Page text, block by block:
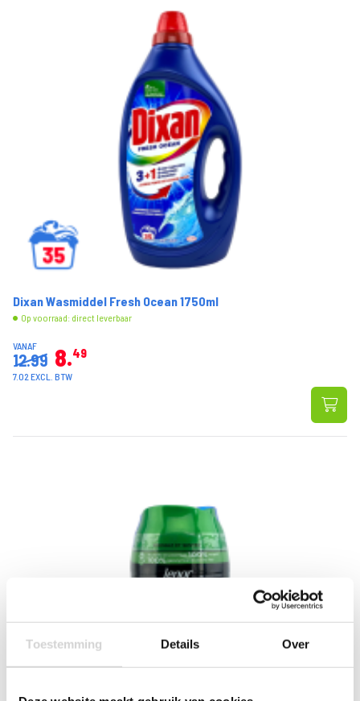
Toestemming Details Over
Dixan Wasmiddel Fresh Ocean 1750ml
Op voorraad: direct leverbaar
VANAF
12.99 8 49
7.02 EXCL. BTW